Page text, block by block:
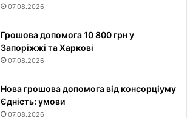
07.08.2026
Грошова допомога 10 800 грн у
Запоріжжі та Харкові
07.08.2026
Нова грошова допомога від консорціуму
Єдність: умови
07.08.2026